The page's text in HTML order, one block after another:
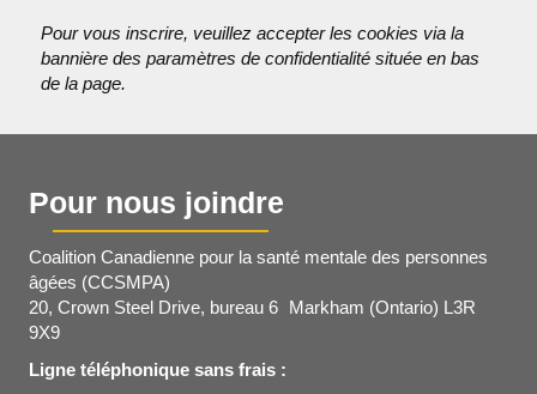
Pour vous inscrire, veuillez accepter les cookies via la
bannière des paramètres de confidentialité située en bas
de la page.
Pour nous joindre
Coalition Canadienne pour la santé mentale des personnes
âgées (CCSMPA)
20, Crown Steel Drive, bureau 6 Markham (Ontario) L3R
9X9
Ligne téléphonique sans frais :